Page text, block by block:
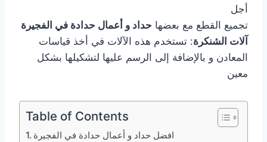
أجل
تجميع القطع مع بعضها حداد و أعمال حدادة في الفجيرة
آلات الشنكرة: تستخدم هذه الآلات في أخذ قياسات
المعادن و بالإضافة إلى الرسم عليها لتشكيلها بشكل
معين
Table of Contents
افضل حداد و أعمال حدادة في الفجيرة